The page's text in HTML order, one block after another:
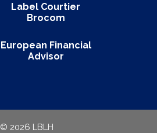
Label Courtier
Brocom
European Financial
Advisor
© 2026 LBLH